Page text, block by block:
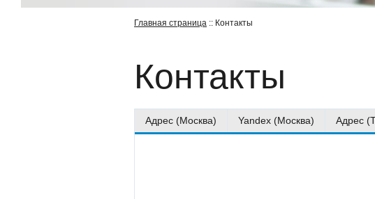
Главная страница :: Контакты
Контакты
Адрес (Москва) Yandex (Москва) Адрес